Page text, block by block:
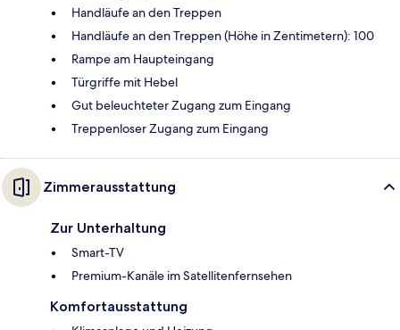
Handläufe an den Treppen
Handläufe an den Treppen (Höhe in Zentimetern): 100
Rampe am Haupteingang
Türgriffe mit Hebel
Gut beleuchteter Zugang zum Eingang
Treppenloser Zugang zum Eingang
Zimmerausstattung
Zur Unterhaltung
Smart-TV
Premium-Kanäle im Satellitenfernsehen
Komfortausstattung